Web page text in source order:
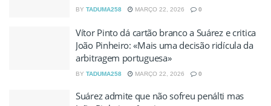
BY TADUMA258 MARÇO 22, 2026 0
Vítor Pinto dá cartão branco a Suárez e critica
João Pinheiro: «Mais uma decisão ridícula da
arbitragem portuguesa»
BY TADUMA258 MARÇO 22, 2026 0
Suárez admite que não sofreu penálti mas